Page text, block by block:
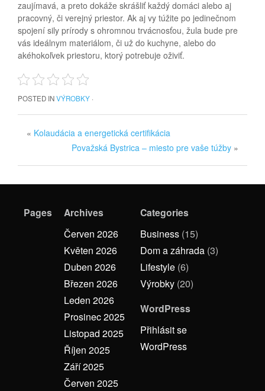
zaujímavá, a preto dokáže skrášliť každý domáci alebo aj
pracovný, či verejný priestor. Ak aj vy túžite po jedinečnom
spojení sily prírody s ohromnou trvácnosťou, žula bude pre
vás ideálnym materiálom, či už do kuchyne, alebo do
akéhokoľvek priestoru, ktorý potrebuje oživiť.
POSTED INVÝROBKY ·
« Kolaudácia a energetická certifikácia
Považská Bystrica – miesto pre vaše túžby »
Pages
Archives
Červen 2026
Květen 2026
Duben 2026
Březen 2026
Leden 2026
Prosinec 2025
Listopad 2025
Říjen 2025
Září 2025
Červen 2025
Categories
Business (15)
Dom a záhrada (3)
Lifestyle (6)
Výrobky (20)
WordPress
Přihlásit se
WordPress